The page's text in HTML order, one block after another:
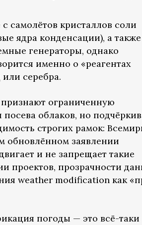
самолётов кристаллов соли
ядра конденсации), а также
генераторы, однако
именно о «реагентах
серебра.
ограниченную
облаков, но
строгих рамок:
обновлённом заявлении
и не запрещает такие
проектов, прозрачности
weather modification как
погоды — это всё-таки